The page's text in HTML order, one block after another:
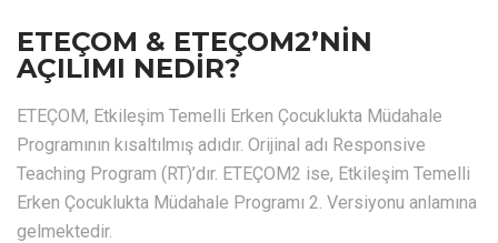
ETEÇOM & ETEÇOM2’NİN
AÇILIMI NEDİR?
ETEÇOM, Etkileşim Temelli Erken Çocuklukta Müdahale
Programının kısaltılmış adıdır. Orijinal adı Responsive
Teaching Program (RT)’dır. ETEÇOM2 ise, Etkileşim Temelli
Erken Çocuklukta Müdahale Programı 2. Versiyonu anlamına
gelmektedir.